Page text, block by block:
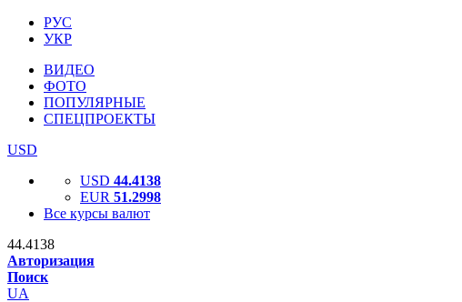
РУС
УКР
ВИДЕО
ФОТО
ПОПУЛЯРНЫЕ
СПЕЦПРОЕКТЫ
USD
USD 44.4138
EUR 51.2998
Все курсы валют
44.4138
Авторизация
Поиск
UA